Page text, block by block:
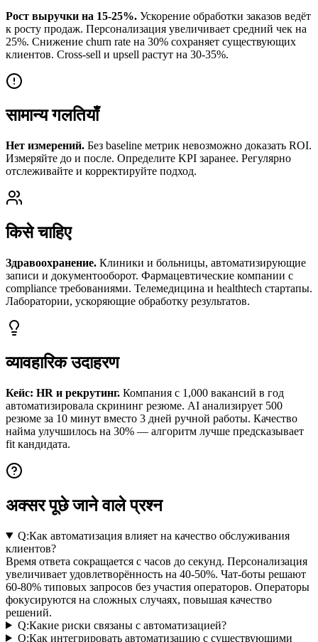
Рост выручки на 15-25%. Ускорение обработки заказов ведёт
к росту продаж. Персонализация увеличивает средний чек на
25%. Снижение churn rate на 30% сохраняет существующих
клиентов. Cross-sell и upsell растут на 30-35%.
सामान्य गलतियाँ
Нет измерений. Без baseline метрик невозможно доказать ROI.
Измеряйте до и после. Определите KPI заранее. Регулярно
отслеживайте и корректируйте подход.
किसे चाहिए
Здравоохранение. Клиники и больницы, автоматизирующие
записи и документооборот. Фармацевтические компании с
compliance требованиями. Телемедицина и healthtech стартапы.
Лаборатории, ускоряющие обработку результатов.
व्यावहारिक उदाहरण
Кейс: HR и рекрутинг. Компания с 1,000 вакансий в год
автоматизировала скрининг резюме. AI анализирует 500
резюме за 10 минут вместо 3 дней ручной работы. Качество
найма улучшилось на 30% — алгоритм лучше предсказывает
fit кандидата.
अक्सर पूछे जाने वाले प्रश्न
Q:Как автоматизация влияет на качество обслуживания
клиентов?
Время ответа сокращается с часов до секунд. Персонализация
увеличивает удовлетворённость на 40-50%. Чат-боты решают
60-80% типовых запросов без участия операторов. Операторы
фокусируются на сложных случаях, повышая качество
решений.
Q:Какие риски связаны с автоматизацией?
Q:Как интегрировать автоматизацию с существующими